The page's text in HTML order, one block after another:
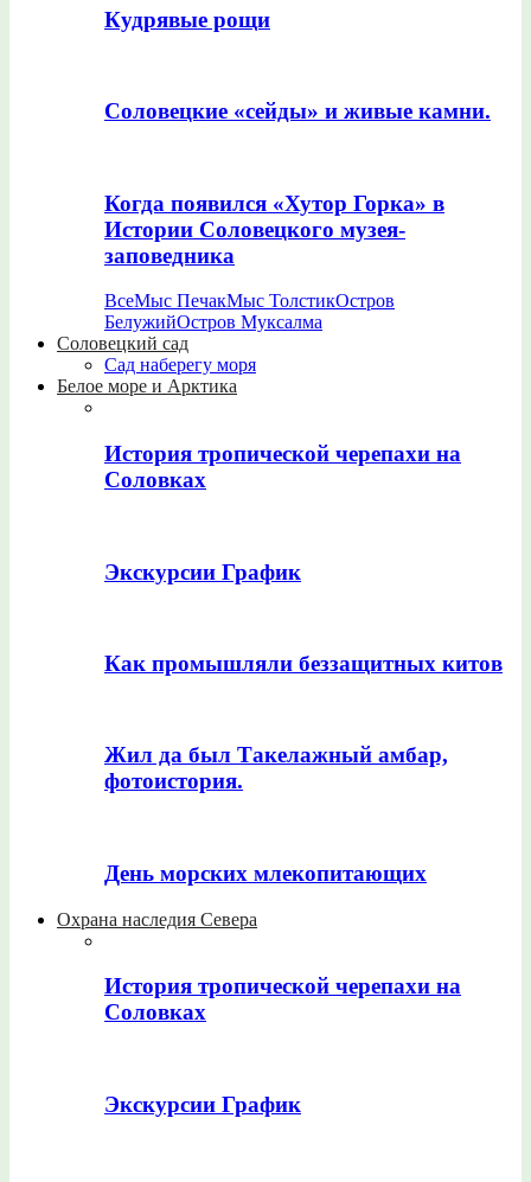
Кудрявые рощи
Соловецкие «сейды» и живые камни.
Когда появился «Хутор Горка» в
Истории Соловецкого музея-
заповедника
ВсеМыс ПечакМыс ТолстикОстров
БелужийОстров Муксалма
Соловецкий сад
Сад наберегу моря
Белое море и Арктика
История тропической черепахи на
Соловках
Экскурсии График
Как промышляли беззащитных китов
Жил да был Такелажный амбар,
фотоистория.
День морских млекопитающих
Охрана наследия Севера
История тропической черепахи на
Соловках
Экскурсии График